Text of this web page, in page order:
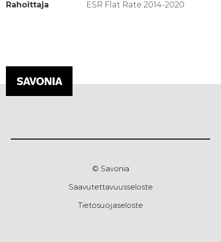
Rahoittaja ESR Flat Rate 2014-2020
© Savonia
Saavutettavuusseloste
Tietosuojaseloste